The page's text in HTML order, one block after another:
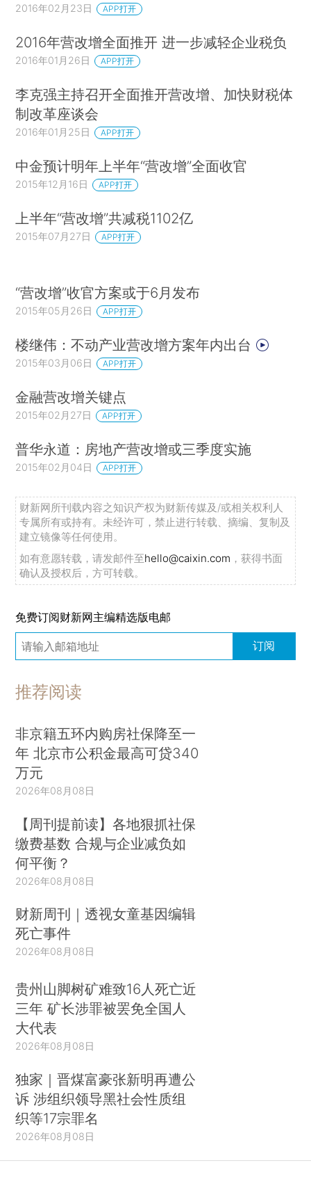
2016年02月23日 APP打开
2016年营改增全面推开 进一步减轻企业税负
2016年01月26日 APP打开
李克强主持召开全面推开营改增、加快财税体
制改革座谈会
2016年01月25日 APP打开
中金预计明年上半年“营改增”全面收官
2015年12月16日 APP打开
上半年“营改增”共减税1102亿
2015年07月27日 APP打开
“营改增”收官方案或于6月发布
2015年05月26日 APP打开
楼继伟：不动产业营改增方案年内出台
2015年03月06日 APP打开
金融营改增关键点
2015年02月27日 APP打开
普华永道：房地产营改增或三季度实施
2015年02月04日 APP打开
财新网所刊载内容之知识产权为财新传媒及/或相关权利人
专属所有或持有。未经许可，禁止进行转载、摘编、复制及
建立镜像等任何使用。
如有意愿转载，请发邮件至hello@caixin.com ，获得书面
确认及授权后，方可转载。
免费订阅财新网主编精选版电邮
订阅
推荐阅读
非京籍五环内购房社保降至一
年 北京市公积金最高可贷340
万元
2026年08月08日
【周刊提前读】各地狠抓社保
缴费基数 合规与企业减负如
何平衡？
2026年08月08日
财新周刊｜透视女童基因编辑
死亡事件
2026年08月08日
贵州山脚树矿难致16人死亡近
三年 矿长涉罪被罢免全国人
大代表
2026年08月08日
独家｜晋煤富豪张新明再遭公
诉 涉组织领导黑社会性质组
织等17宗罪名
2026年08月08日